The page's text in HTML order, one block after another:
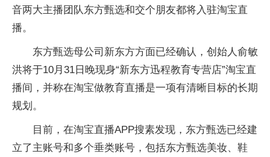
音两大主播团队东方甄选和交个朋友都将入驻淘宝直
播。
东方甄选母公司新东方方面已经确认，创始人俞敏
洪将于10月31日晚现身“新东方迅程教育专营店”淘宝直
播间，并称在淘宝做教育直播是一项有清晰目标的长期
规划。
目前，在淘宝直播APP搜素发现，东方甄选已经建
立了主账号和多个垂类账号，包括东方甄选美妆、鞋